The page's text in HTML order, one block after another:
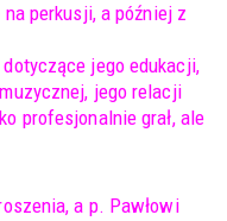
perkusji, a później z
jego edukacji,
jego relacji
profesjonalnie grał, ale
a p. Pawłowi